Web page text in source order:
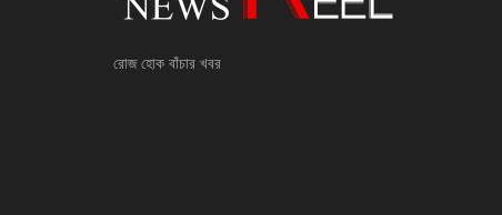
রোজ হোক বাঁচার খবর